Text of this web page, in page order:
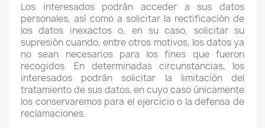
Los interesados podrán acceder a sus datos
personales, así como a solicitar la rectificación de
los datos inexactos o, en su caso, solicitar su
supresión cuando, entre otros motivos, los datos ya
no sean necesarios para los fines que fueron
recogidos. En determinadas circunstancias, los
interesados podrán solicitar la limitación del
tratamiento de sus datos, en cuyo caso únicamente
los conservaremos para el ejercicio o la defensa de
reclamaciones.